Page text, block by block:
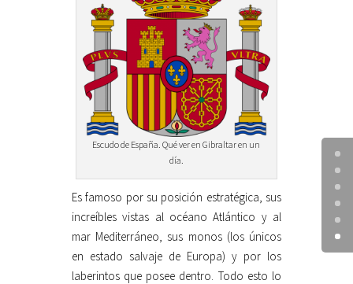
Escudo de España. Qué ver en Gibraltar en un
día.
Es famoso por su posición estratégica, sus
increíbles vistas al océano Atlántico y al
mar Mediterráneo, sus monos (los únicos
en estado salvaje de Europa) y por los
laberintos que posee dentro. Todo esto lo